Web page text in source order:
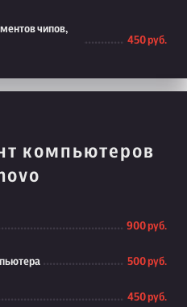
чипов,
450 руб.
компьютеров
900 руб.
500 руб.
450 руб.